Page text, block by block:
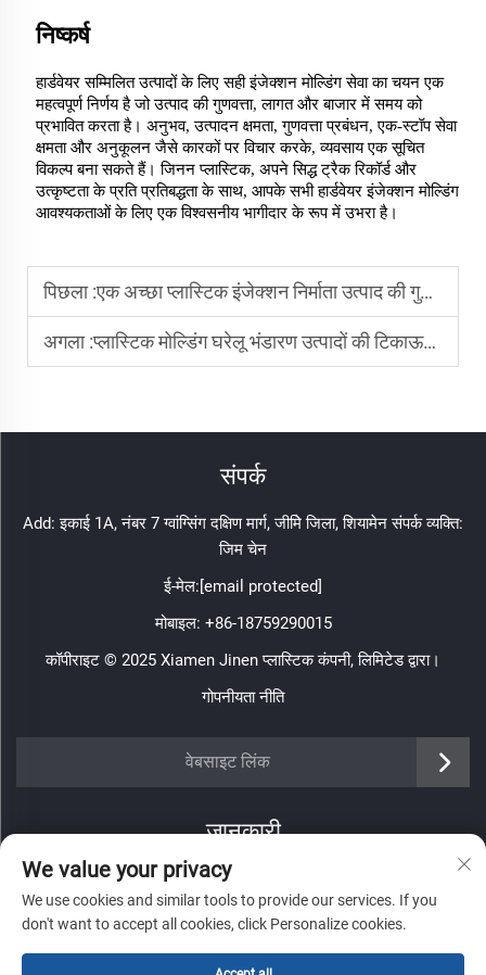
निष्कर्ष
हार्डवेयर सम्मिलित उत्पादों के लिए सही इंजेक्शन मोल्डिंग सेवा का चयन एक
महत्वपूर्ण निर्णय है जो उत्पाद की गुणवत्ता, लागत और बाजार में समय को
प्रभावित करता है। अनुभव, उत्पादन क्षमता, गुणवत्ता प्रबंधन, एक-स्टॉप सेवा
क्षमता और अनुकूलन जैसे कारकों पर विचार करके, व्यवसाय एक सूचित
विकल्प बना सकते हैं। जिनन प्लास्टिक, अपने सिद्ध ट्रैक रिकॉर्ड और
उत्कृष्टता के प्रति प्रतिबद्धता के साथ, आपके सभी हार्डवेयर इंजेक्शन मोल्डिंग
आवश्यकताओं के लिए एक विश्वसनीय भागीदार के रूप में उभरा है।
पिछला :एक अच्छा प्लास्टिक इंजेक्शन निर्माता उत्पाद की गुणवत्ता सुनिश्चित करने के लिए क्या सुनिश्चित करना चाहिए?
अगला :प्लास्टिक मोल्डिंग घरेलू भंडारण उत्पादों की टिकाऊपन को कैसे बढ़ाती है?
संपर्क
Add: इकाई 1A, नंबर 7 ग्वांग्सिंग दक्षिण मार्ग, जीमेि जिला, शियामेन संपर्क व्यक्ति:
जिम चेन
ई-मेल:[email protected]
मोबाइल: +86-18759290015
कॉपीराइट © 2025 Xiamen Jinen प्लास्टिक कंपनी, लिमिटेड द्वारा।
गोपनीयता नीति
वेबसाइट लिंक
https://www.jinenplastic.com/service
https://www.jinenplastic.com/projects
https://www.jinenplastic.com/news
जानकारी
हमारे साप्ताहिक न्यूज़लेटर को प्राप्त करने के लिए साइन अप करें
We value your privacy
We use cookies and similar tools to provide our services. If you
don't want to accept all cookies, click Personalize cookies.